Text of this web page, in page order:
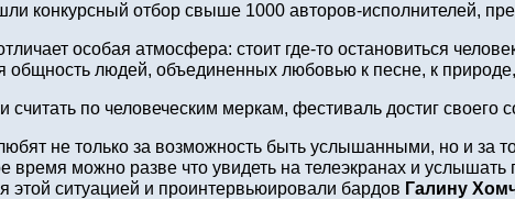
конкурсный отбор свыше 1000 авторов-исполнителей,
особая атмосфера: стоит где-то остановиться
общность людей, объединенных любовью к песне, к
считать по человеческим меркам, фестиваль достиг
не только за возможность быть услышанными, но и за
время можно разве что увидеть на телеэкранах и
этой ситуацией и проинтервьюировали бардов Галину